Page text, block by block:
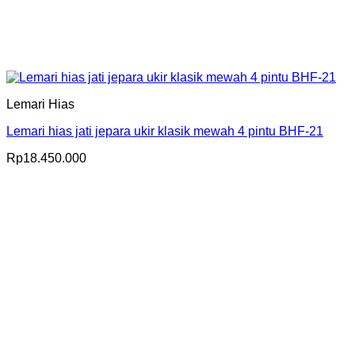
Lemari Hias
Lemari hias jati jepara ukir klasik mewah 4 pintu BHF-21
Rp18.450.000